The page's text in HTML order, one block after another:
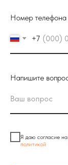
Номер телефона
+7
Напишите
Я даю согласие на
политикой